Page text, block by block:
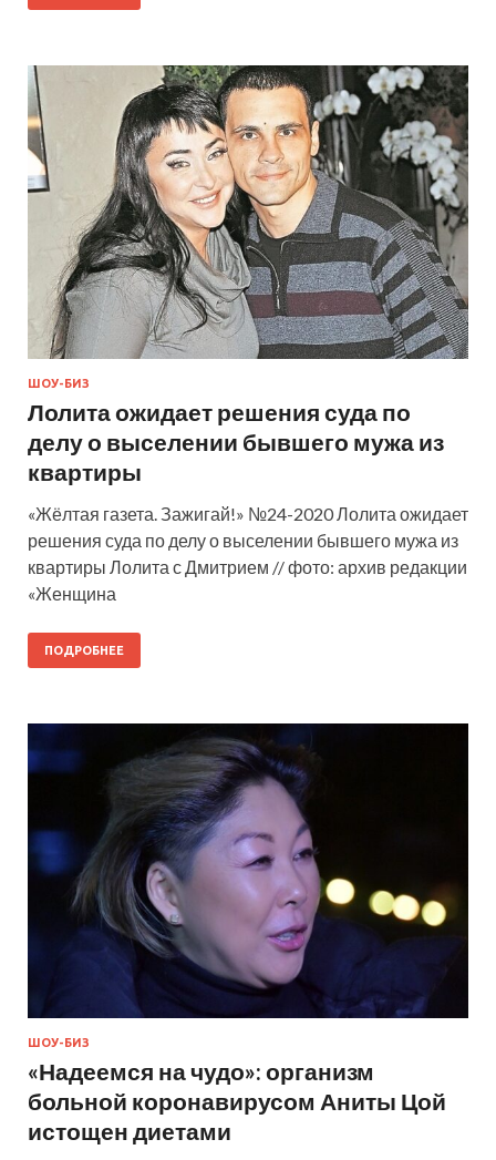
ШОУ-БИЗ
Лолита ожидает решения суда по
делу о выселении бывшего мужа из
квартиры
«Жёлтая газета. Зажигай!» №24-2020 Лолита ожидает
решения суда по делу о выселении бывшего мужа из
квартиры Лолита с Дмитрием // фото: архив редакции
«Женщина
ПОДРОБНЕЕ
ШОУ-БИЗ
«Надеемся на чудо»: организм
больной коронавирусом Аниты Цой
истощен диетами